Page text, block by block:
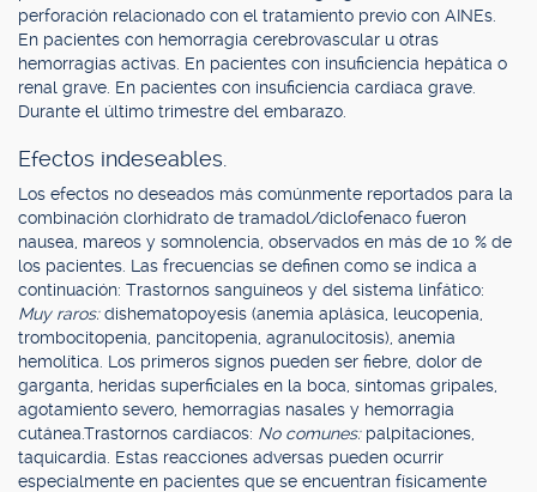
perforación relacionado con el tratamiento previo con AINEs.
En pacientes con hemorragia cerebrovascular u otras
hemorragias activas. En pacientes con insuficiencia hepática o
renal grave. En pacientes con insuficiencia cardiaca grave.
Durante el último trimestre del embarazo.
Efectos indeseables.
Los efectos no deseados más comúnmente reportados para la
combinación clorhidrato de tramadol/diclofenaco fueron
nausea, mareos y somnolencia, observados en más de 10 % de
los pacientes. Las frecuencias se definen como se indica a
continuación: Trastornos sanguíneos y del sistema linfático:
Muy raros:dishematopoyesis (anemia aplásica, leucopenia,
trombocitopenia, pancitopenia, agranulocitosis), anemia
hemolítica. Los primeros signos pueden ser fiebre, dolor de
garganta, heridas superficiales en la boca, síntomas gripales,
agotamiento severo, hemorragias nasales y hemorragia
cutánea.Trastornos cardíacos: No comunes: palpitaciones,
taquicardia. Estas reacciones adversas pueden ocurrir
especialmente en pacientes que se encuentran físicamente